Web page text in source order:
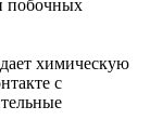
побочных
химическую
с